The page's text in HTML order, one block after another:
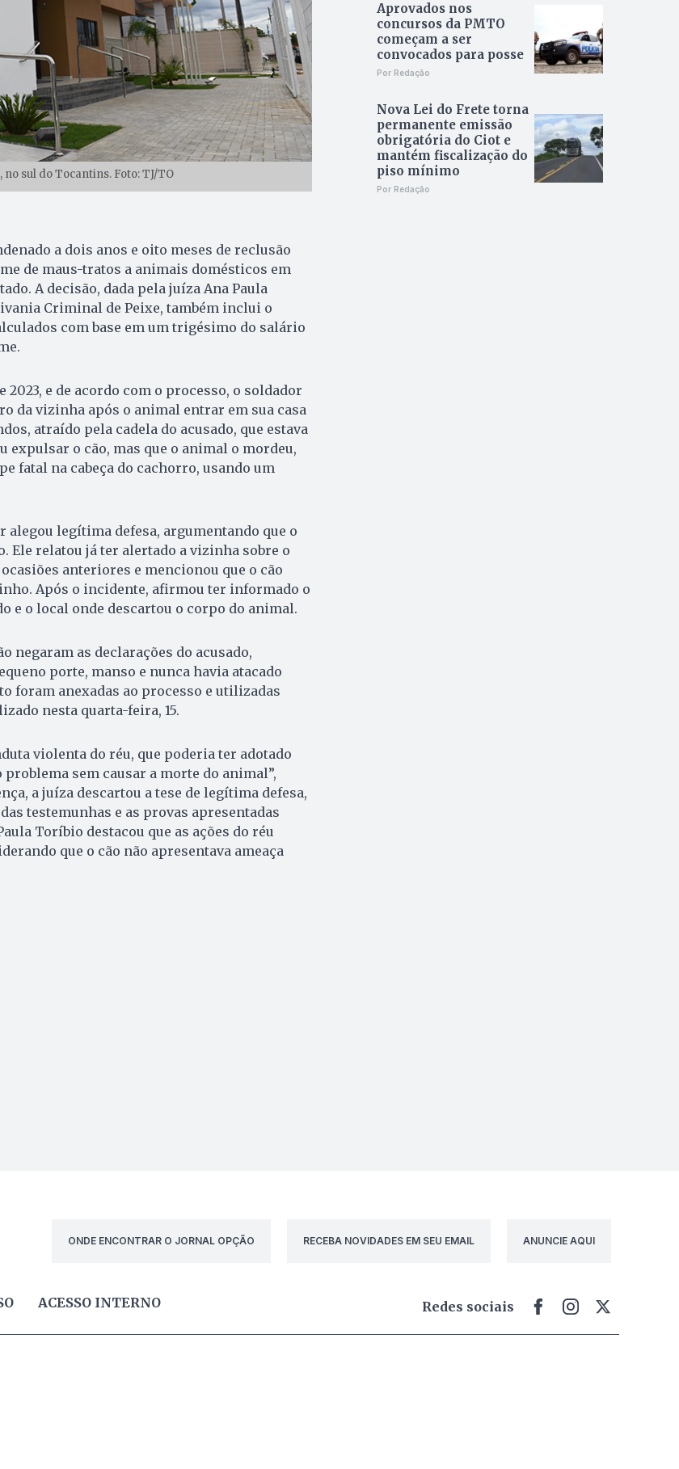
sul do Tocantins. Foto: TJ/TO
a dois anos e oito meses de reclusão
de maus-tratos a animais domésticos em
A decisão, dada pela juíza Ana Paula
Criminal de Peixe, também inclui o
com base em um trigésimo do salário
2023, e de acordo com o processo, o soldador
da vizinha após o animal entrar em sua casa
atraído pela cadela do acusado, que estava
expulsar o cão, mas que o animal o mordeu,
fatal na cabeça do cachorro, usando um
alegou legítima defesa, argumentando que o
Ele relatou já ter alertado a vizinha sobre o
anteriores e mencionou que o cão
Após o incidente, afirmou ter informado o
e o local onde descartou o corpo do animal.
negaram as declarações do acusado,
porte, manso e nunca havia atacado
foram anexadas ao processo e utilizadas
nesta quarta-feira, 15.
violenta do réu, que poderia ter adotado
sem causar a morte do animal”,
a juíza descartou a tese de legítima defesa,
testemunhas e as provas apresentadas
Toríbio destacou que as ações do réu
que o cão não apresentava ameaça
Aprovados nos
concursos da PMTO
começam a ser
convocados para posse
Por Redação
Nova Lei do Frete torna
permanente emissão
obrigatória do Ciot e
mantém fiscalização do
piso mínimo
Por Redação
ONDE ENCONTRAR O JORNAL OPÇÃO
RECEBA NOVIDADES EM SEU EMAIL ANUNCIE AQUI
ACESSO INTERNO Redes sociais